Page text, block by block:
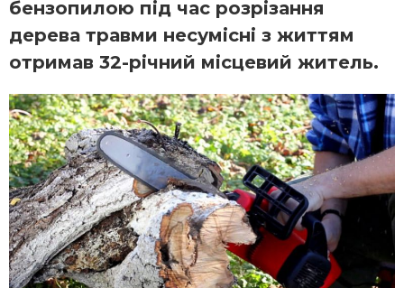
бензопилою під час розрізання
дерева травми несумісні з життям
отримав 32-річний місцевий житель.